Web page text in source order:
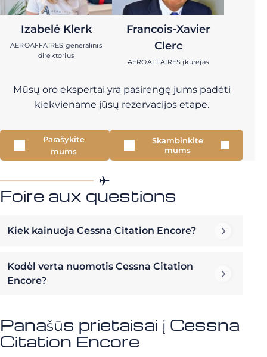
Izabelė Klerk
AEROAFFAIRES generalinis
direktorius
Francois-Xavier
Clerc
AEROAFFAIRES įkūrėjas
Mūsų oro ekspertai yra pasirengę jums padėti
kiekviename jūsų rezervacijos etape.
Parašykite
mums
Skambinkite
mums
Foire aux questions
Kiek kainuoja Cessna Citation Encore?
Kodėl verta nuomotis Cessna Citation
Encore?
Panašūs prietaisai į Cessna
Citation Encore